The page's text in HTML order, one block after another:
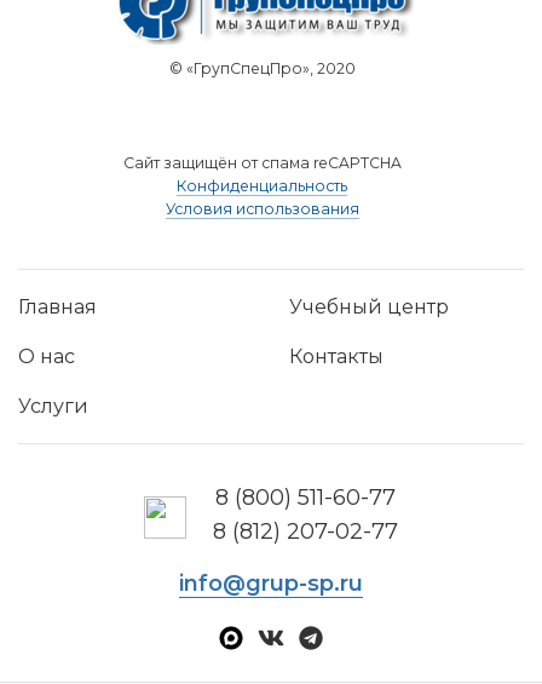
© «ГрупСпецПро», 2020
Сайт защищён от спама reCAPTCHA
Конфиденциальность
Условия использования
Главная
О нас
Услуги
Учебный центр
Контакты
8 (800) 511-60-77
8 (812) 207-02-77
info@grup-sp.ru